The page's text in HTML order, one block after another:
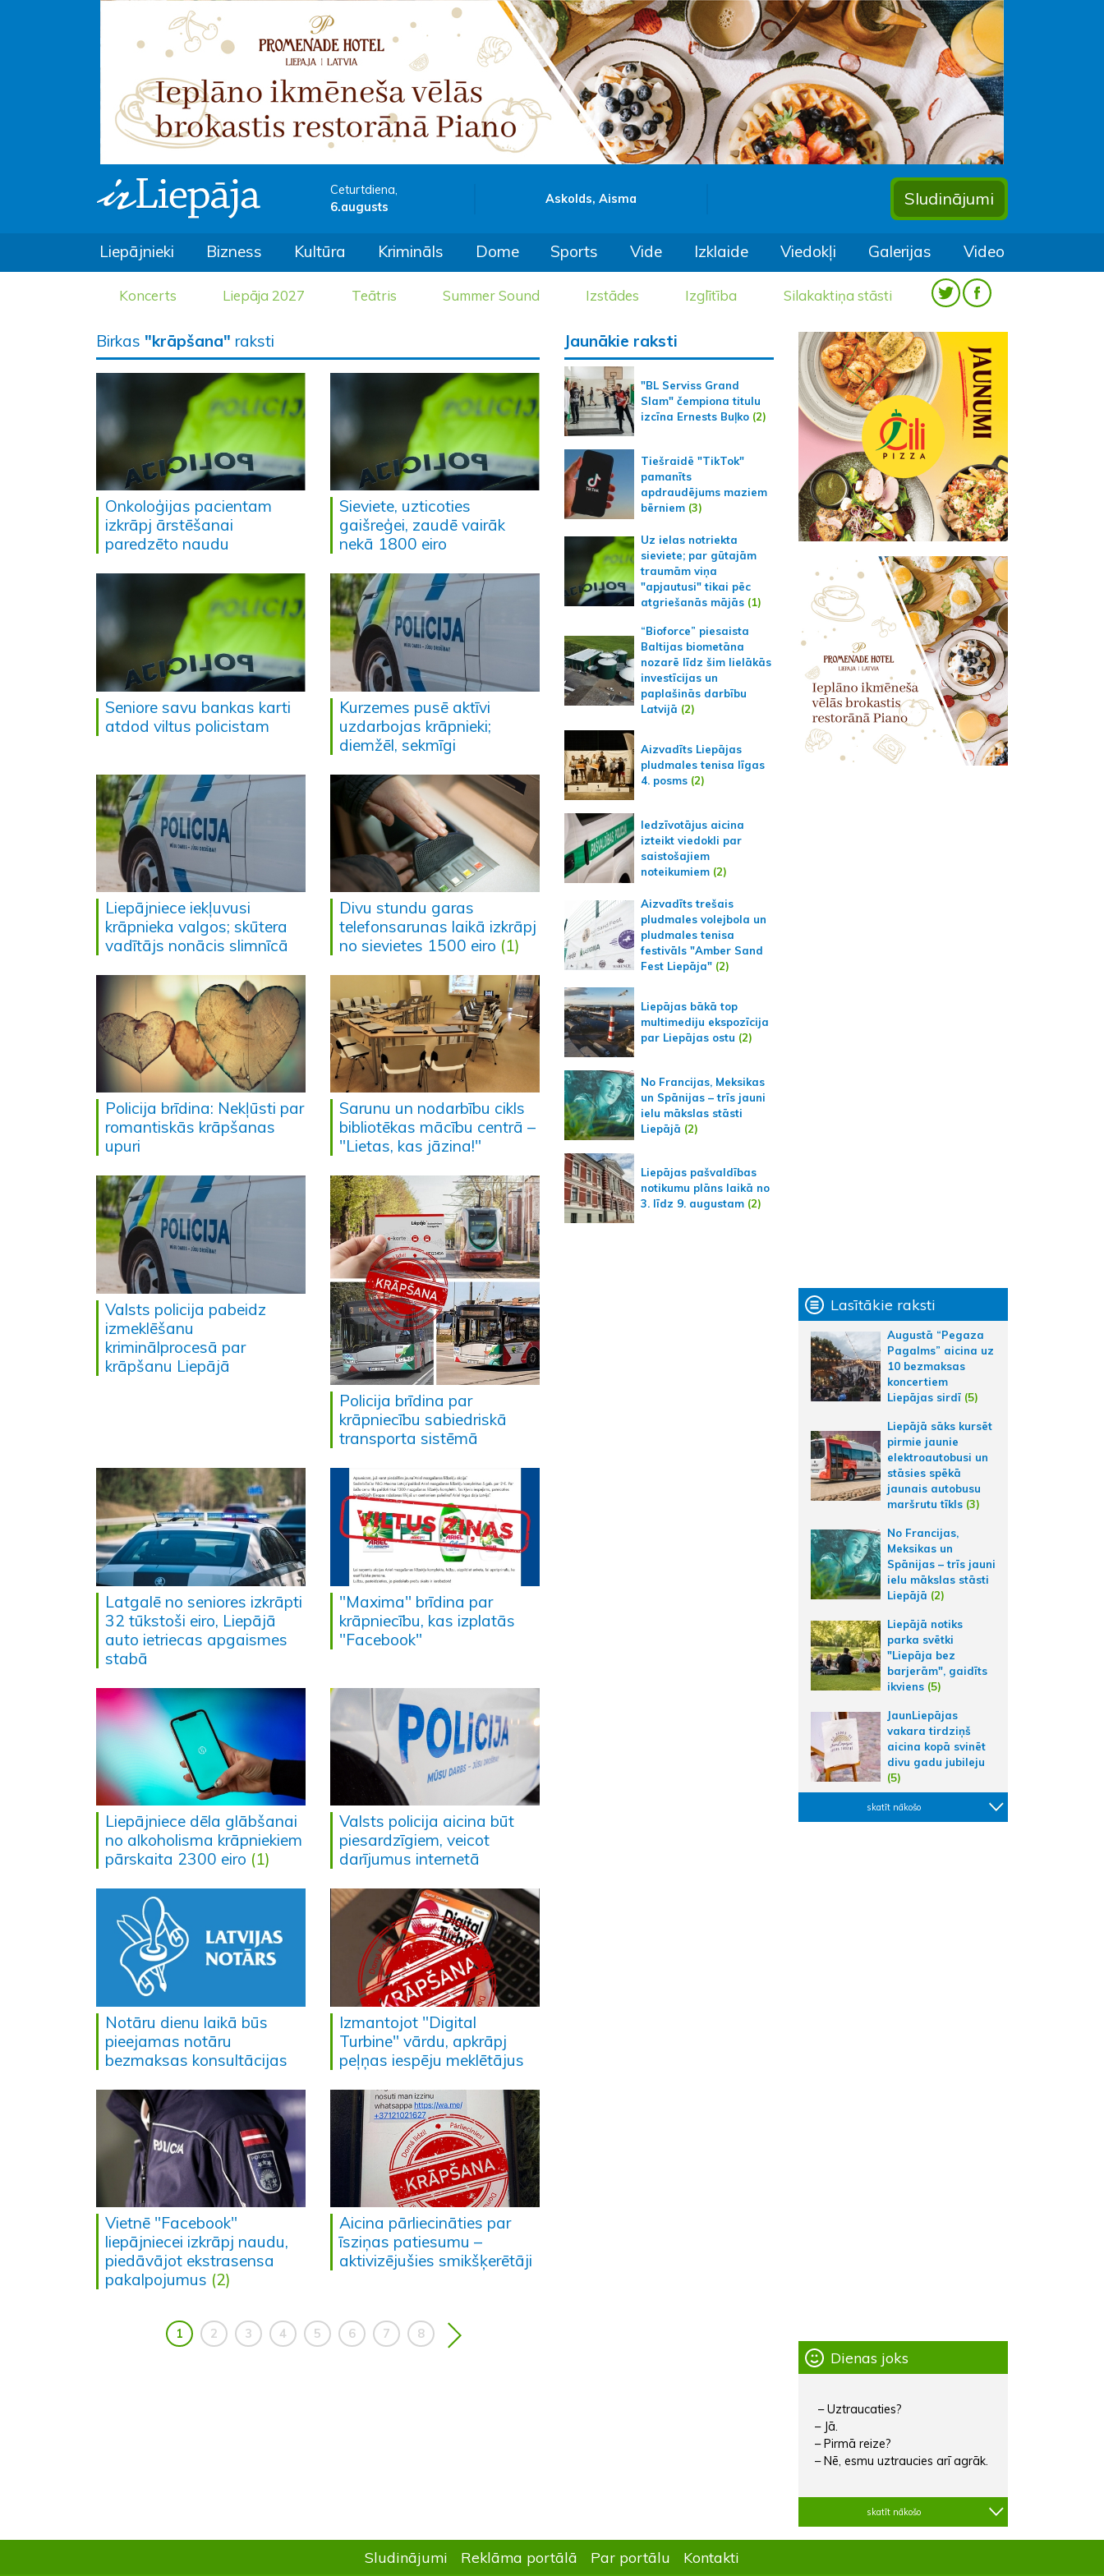
Ceturtdiena,
6.augusts
Askolds, Aisma Sludinājumi
Liepājnieki Bizness Kultūra Krimināls Dome Sports Vide Izklaide Viedokļi Galerijas Video
Koncerts Liepāja 2027 Teātris Summer Sound Izstādes Izglītība Silakaktiņa stāsti
Birkas "krāpšana" raksti
Onkoloģijas pacientam
izkrāpj ārstēšanai
paredzēto naudu
Sieviete, uzticoties
gaišreģei, zaudē vairāk
nekā 1800 eiro
Seniore savu bankas karti
atdod viltus policistam
Kurzemes pusē aktīvi
uzdarbojas krāpnieki;
diemžēl, sekmīgi
Liepājniece iekļuvusi
krāpnieka valgos; skūtera
vadītājs nonācis slimnīcā
Divu stundu garas
telefonsarunas laikā izkrāpj
no sievietes 1500 eiro (1)
Policija brīdina: Nekļūsti par
romantiskās krāpšanas
upuri
Sarunu un nodarbību cikls
bibliotēkas mācību centrā –
"Lietas, kas jāzina!"
Valsts policija pabeidz
izmeklēšanu
kriminālprocesā par
krāpšanu Liepājā
Policija brīdina par
krāpniecību sabiedriskā
transporta sistēmā
Latgalē no seniores izkrāpti
32 tūkstoši eiro, Liepājā
auto ietriecas apgaismes
stabā
"Maxima" brīdina par
krāpniecību, kas izplatās
"Facebook"
Liepājniece dēla glābšanai
no alkoholisma krāpniekiem
pārskaita 2300 eiro (1)
Valsts policija aicina būt
piesardzīgiem, veicot
darījumus internetā
Notāru dienu laikā būs
pieejamas notāru
bezmaksas konsultācijas
Izmantojot "Digital
Turbine" vārdu, apkrāpj
peļņas iespēju meklētājus
Vietnē "Facebook"
liepājniecei izkrāpj naudu,
piedāvājot ekstrasensa
pakalpojumus (2)
Aicina pārliecināties par
īsziņas patiesumu –
aktivizējušies smikšķerētāji
1 2 3 4 5 6 7 8
Jaunākie raksti
"BL Serviss Grand
Slam" čempiona titulu
izcīna Ernests Buļko (2)
Tiešraidē "TikTok"
pamanīts
apdraudējums maziem
bērniem (3)
Uz ielas notriekta
sieviete; par gūtajām
traumām viņa
"apjautusi" tikai pēc
atgriešanās mājās (1)
“Bioforce” piesaista
Baltijas biometāna
nozarē līdz šim lielākās
investīcijas un
paplašinās darbību
Latvijā (2)
Aizvadīts Liepājas
pludmales tenisa līgas
4. posms (2)
Iedzīvotājus aicina
izteikt viedokli par
saistošajiem
noteikumiem (2)
Aizvadīts trešais
pludmales volejbola un
pludmales tenisa
festivāls "Amber Sand
Fest Liepāja" (2)
Liepājas bākā top
multimediju ekspozīcija
par Liepājas ostu (2)
No Francijas, Meksikas
un Spānijas – trīs jauni
ielu mākslas stāsti
Liepājā (2)
Liepājas pašvaldības
notikumu plāns laikā no
3. līdz 9. augustam (2)
Lasītākie raksti
Augustā “Pegaza
Pagalms” aicina uz
10 bezmaksas
koncertiem
Liepājas sirdī (5)
Liepājā sāks kursēt
pirmie jaunie
elektroautobusi un
stāsies spēkā
jaunais autobusu
maršrutu tīkls (3)
No Francijas,
Meksikas un
Spānijas – trīs jauni
ielu mākslas stāsti
Liepājā (2)
Liepājā notiks
parka svētki
"Liepāja bez
barjerām", gaidīts
ikviens (5)
JaunLiepājas
vakara tirdziņš
aicina kopā svinēt
divu gadu jubileju
(5)
skatīt nākošo
Dienas joks
– Uztraucaties?
– Jā.
– Pirmā reize?
– Nē, esmu uztraucies arī agrāk.
skatīt nākošo
Sludinājumi Reklāma portālā Par portālu Kontakti